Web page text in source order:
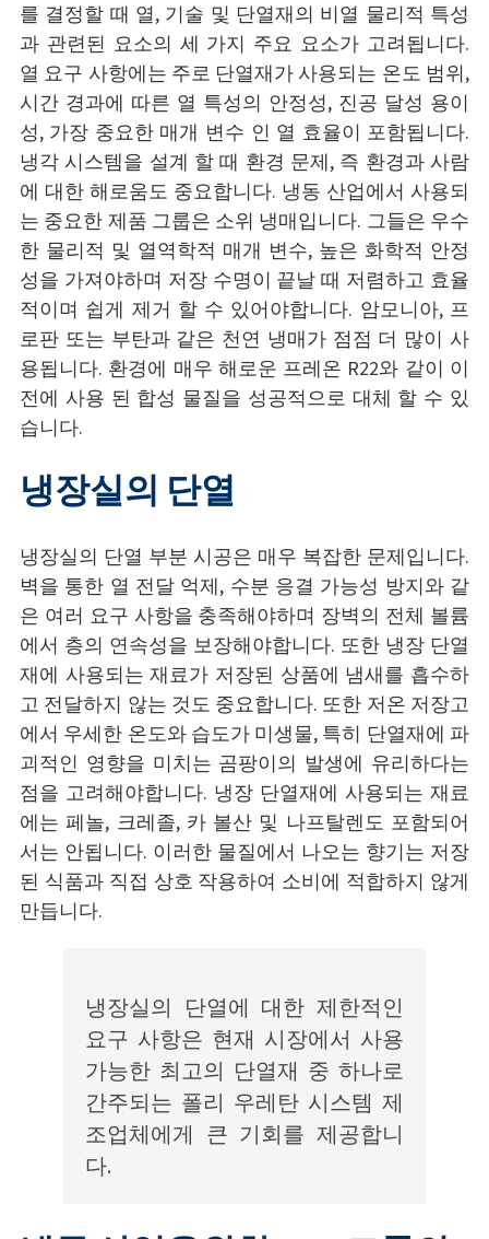
를 결정할 때 열, 기술 및 단열재의 비열 물리적 특성
과 관련된 요소의 세 가지 주요 요소가 고려됩니다.
열 요구 사항에는 주로 단열재가 사용되는 온도 범위,
시간 경과에 따른 열 특성의 안정성, 진공 달성 용이
성, 가장 중요한 매개 변수 인 열 효율이 포함됩니다.
냉각 시스템을 설계 할 때 환경 문제, 즉 환경과 사람
에 대한 해로움도 중요합니다. 냉동 산업에서 사용되
는 중요한 제품 그룹은 소위 냉매입니다. 그들은 우수
한 물리적 및 열역학적 매개 변수, 높은 화학적 안정
성을 가져야하며 저장 수명이 끝날 때 저렴하고 효율
적이며 쉽게 제거 할 수 있어야합니다. 암모니아, 프
로판 또는 부탄과 같은 천연 냉매가 점점 더 많이 사
용됩니다. 환경에 매우 해로운 프레온 R22와 같이 이
전에 사용 된 합성 물질을 성공적으로 대체 할 수 있
습니다.
냉장실의 단열
냉장실의 단열 부분 시공은 매우 복잡한 문제입니다.
벽을 통한 열 전달 억제, 수분 응결 가능성 방지와 같
은 여러 요구 사항을 충족해야하며 장벽의 전체 볼륨
에서 층의 연속성을 보장해야합니다. 또한 냉장 단열
재에 사용되는 재료가 저장된 상품에 냄새를 흡수하
고 전달하지 않는 것도 중요합니다. 또한 저온 저장고
에서 우세한 온도와 습도가 미생물, 특히 단열재에 파
괴적인 영향을 미치는 곰팡이의 발생에 유리하다는
점을 고려해야합니다. 냉장 단열재에 사용되는 재료
에는 페놀, 크레졸, 카 볼산 및 나프탈렌도 포함되어
서는 안됩니다. 이러한 물질에서 나오는 향기는 저장
된 식품과 직접 상호 작용하여 소비에 적합하지 않게
만듭니다.
냉장실의 단열에 대한 제한적인
요구 사항은 현재 시장에서 사용
가능한 최고의 단열재 중 하나로
간주되는 폴리 우레탄 시스템 제
조업체에게 큰 기회를 제공합니
다.